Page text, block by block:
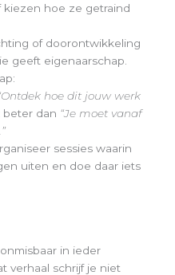
hoe ze getraind
of doorontwikkeling
geeft eigenaarschap.
hoe dit jouw werk
dan “Je moet vanaf
sessies waarin
uiten en doe daar iets
in ieder
verhaal schrijf je niet